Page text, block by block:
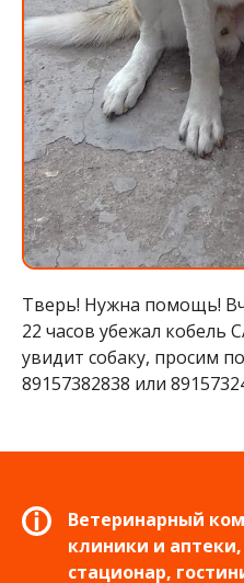
Тверь! Нужна помощь!
22 часов убежал кобель
увидит собаку, просим
89157382838 или
Ветеринарный
клиники и
стационар,